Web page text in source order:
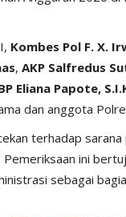
Kombes Pol F. X.
, AKP Salfredus
Eliana Papote,
dan anggota
terhadap
ini
sebagai